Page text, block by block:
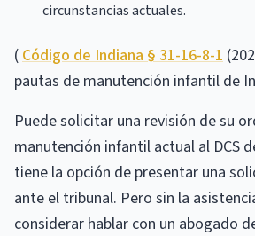
circunstancias actuales.
(Código de Indiana § 31-16-8-1
pautas de manutención infantil de
Puede solicitar una revisión de su
manutención infantil actual al DCS
tiene la opción de presentar una
ante el tribunal. Pero sin la
considerar hablar con un abogado